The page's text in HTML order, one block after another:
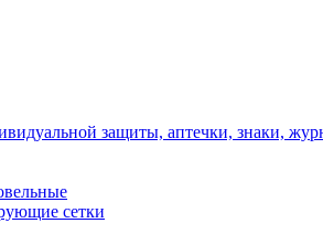
защиты, аптечки, знаки,
сетки